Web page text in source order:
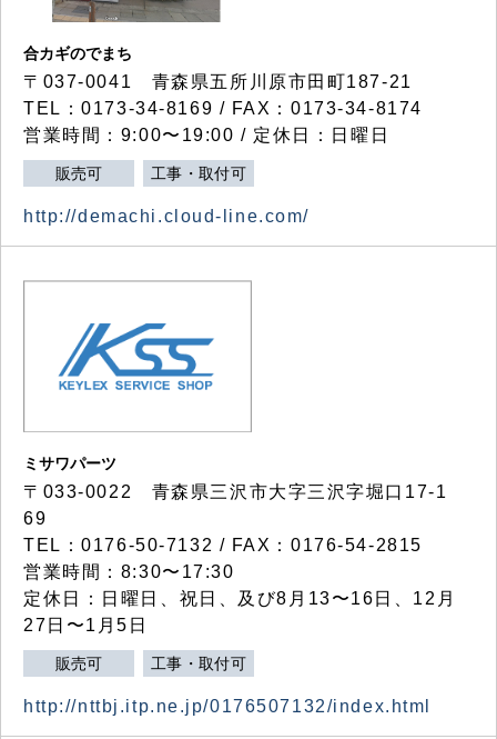
合カギのでまち
〒037-0041 青森県五所川原市田町187-21
TEL：0173-34-8169 / FAX：0173-34-8174
営業時間：9:00〜19:00 / 定休日：日曜日
販売可 工事・取付可
http://demachi.cloud-line.com/
ミサワパーツ
〒033-0022 青森県三沢市大字三沢字堀口17-1
69
TEL：0176-50-7132 / FAX：0176-54-2815
営業時間：8:30〜17:30
定休日：日曜日、祝日、及び8月13〜16日、12月
27日〜1月5日
販売可 工事・取付可
http://nttbj.itp.ne.jp/0176507132/index.html